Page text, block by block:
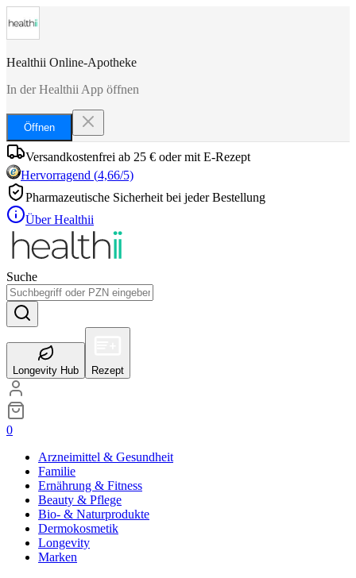
Healthii Online-Apotheke
In der Healthii App öffnen
Öffnen
Versandkostenfrei ab 25 € oder mit E-Rezept
Hervorragend (4,66/5)
Pharmazeutische Sicherheit bei jeder Bestellung
Über Healthii
Suche
Longevity Hub Rezept
0
Arzneimittel & Gesundheit
Familie
Ernährung & Fitness
Beauty & Pflege
Bio- & Naturprodukte
Dermokosmetik
Longevity
Marken